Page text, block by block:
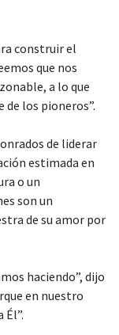
construir el
que nos
a lo que
los pioneros”.
de liderar
estimada en
o un
son un
de su amor por
haciendo”, dijo
en nuestro